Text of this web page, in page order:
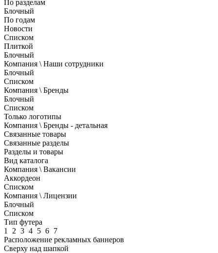
По разделам
Блочный
По годам
Новости
Списком
Плиткой
Блочный
Компания \ Наши сотрудники
Блочный
Списком
Компания \ Бренды
Блочный
Списком
Только логотипы
Компания \ Бренды - детальная
Связанные товары
Связанные разделы
Разделы и товары
Вид каталога
Компания \ Вакансии
Аккордеон
Списком
Компания \ Лицензии
Блочный
Списком
Тип футера
1
2 3 4 5 6 7
Расположение рекламных баннеров
Сверху над шапкой